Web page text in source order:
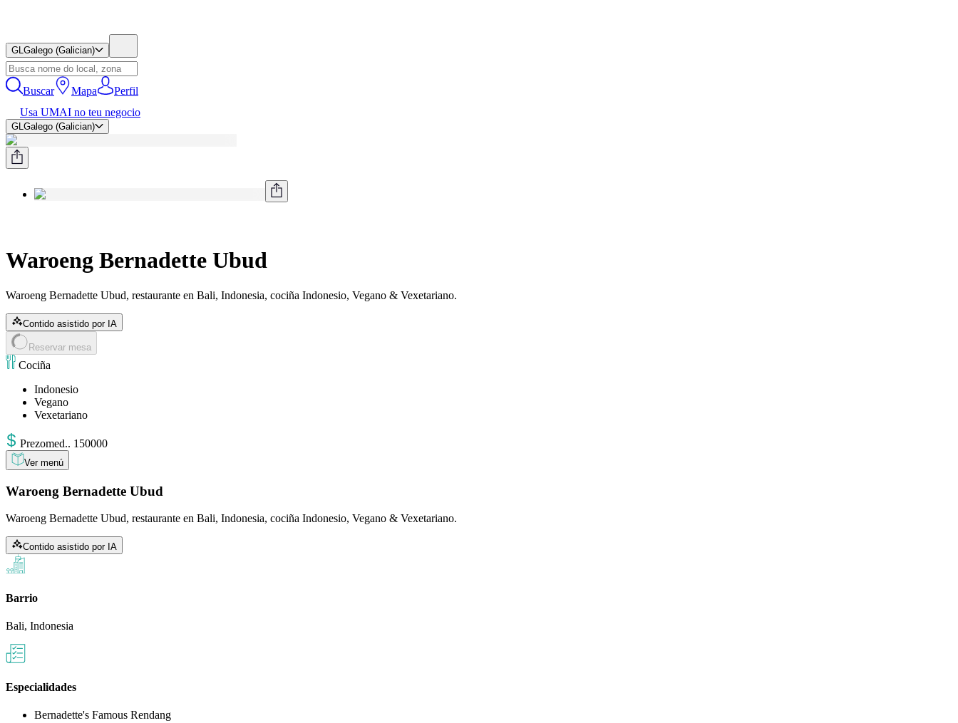
GLGalego (Galician)
Buscar Mapa
Perfil
Usa UMAI no teu negocio
GLGalego (Galician)
Waroeng Bernadette Ubud
Waroeng Bernadette Ubud, restaurante en Bali, Indonesia, cociña Indonesio, Vegano & Vexetariano.
Contido asistido por IA
Reservar mesa
Cociña
Indonesio
Vegano
Vexetariano
Prezomed.. 150000
Ver menú
Waroeng Bernadette Ubud
Waroeng Bernadette Ubud, restaurante en Bali, Indonesia, cociña Indonesio, Vegano & Vexetariano.
Contido asistido por IA
Barrio
Bali, Indonesia
Especialidades
Bernadette's Famous Rendang